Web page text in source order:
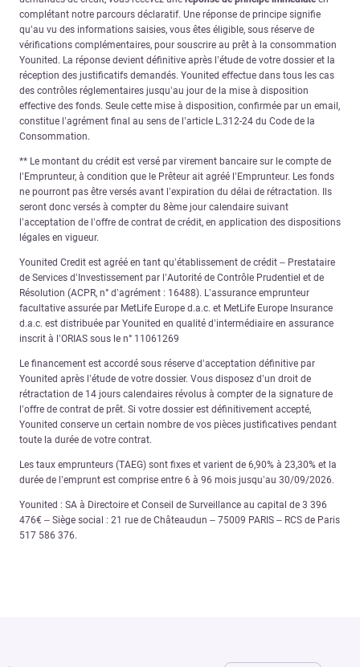
complétant notre parcours déclaratif. Une réponse de principe signifie
qu’au vu des informations saisies, vous êtes éligible, sous réserve de
vérifications complémentaires, pour souscrire au prêt à la consommation
Younited. La réponse devient définitive après l’étude de votre dossier et la
réception des justificatifs demandés. Younited effectue dans tous les cas
des contrôles réglementaires jusqu’au jour de la mise à disposition
effective des fonds. Seule cette mise à disposition, confirmée par un email,
constitue l’agrément final au sens de l’article L.312-24 du Code de la
Consommation.
** Le montant du crédit est versé par virement bancaire sur le compte de
l’Emprunteur, à condition que le Prêteur ait agréé l’Emprunteur. Les fonds
ne pourront pas être versés avant l’expiration du délai de rétractation. Ils
seront donc versés à compter du 8ème jour calendaire suivant
l’acceptation de l’offre de contrat de crédit, en application des dispositions
légales en vigueur.
Younited Credit est agréé en tant qu’établissement de crédit – Prestataire
de Services d’Investissement par l’Autorité de Contrôle Prudentiel et de
Résolution (ACPR, n° d’agrément : 16488). L’assurance emprunteur
facultative assurée par MetLife Europe d.a.c. et MetLife Europe Insurance
d.a.c. est distribuée par Younited en qualité d’intermédiaire en assurance
inscrit à l’ORIAS sous le n° 11061269
Le financement est accordé sous réserve d’acceptation définitive par
Younited après l’étude de votre dossier. Vous disposez d’un droit de
rétractation de 14 jours calendaires révolus à compter de la signature de
l’offre de contrat de prêt. Si votre dossier est définitivement accepté,
Younited conserve un certain nombre de vos pièces justificatives pendant
toute la durée de votre contrat.
Les taux emprunteurs (TAEG) sont fixes et varient de 6,90% à 23,30% et la
durée de l’emprunt est comprise entre 6 à 96 mois jusqu’au 30/09/2026.
Younited : SA à Directoire et Conseil de Surveillance au capital de 3 396
476€ – Siège social : 21 rue de Châteaudun – 75009 PARIS – RCS de Paris
517 586 376.